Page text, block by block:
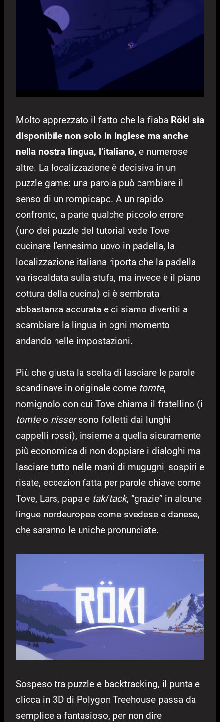
Molto apprezzato il fatto che la fiaba Röki sia
disponibile non solo in inglese ma anche
nella nostra lingua, l’italiano, e numerose
altre. La localizzazione è decisiva in un
puzzle game: una parola può cambiare il
senso di un rompicapo. A un rapido
confronto, a parte qualche piccolo errore
(uno dei puzzle del tutorial vede Tove
cucinare l’ennesimo uovo in padella, la
localizzazione italiana riporta che la padella
va riscaldata sulla stufa, ma invece è il piano
cottura della cucina) ci è sembrata
abbastanza accurata e ci siamo divertiti a
scambiare la lingua in ogni momento
andando nelle impostazioni.
Più che giusta la scelta di lasciare le parole
scandinave in originale come tomte,
nomignolo con cui Tove chiama il fratellino (i
tomteo nissersono folletti dai lunghi
cappelli rossi), insieme a quella sicuramente
più economica di non doppiare i dialoghi ma
lasciare tutto nelle mani di mugugni, sospiri e
risate, eccezion fatta per parole chiave come
Tove, Lars, papa e tak/tack, “grazie” in alcune
lingue nordeuropee come svedese e danese,
che saranno le uniche pronunciate.
Sospeso tra puzzle e backtracking, il punta e
clicca in 3D di Polygon Treehouse passa da
semplice a fantasioso, per non dire